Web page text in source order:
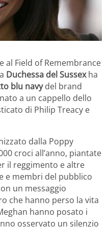
al Field of Remembrance
Duchessa del Sussexha
blu navydel brand
a un cappello dello
di Philip Treacy e
dalla Poppy
croci all’anno, piantate
il reggimento e altre
e membri del pubblico
un messaggio
che hanno perso la vita
hanno posato i
osservato un silenzio